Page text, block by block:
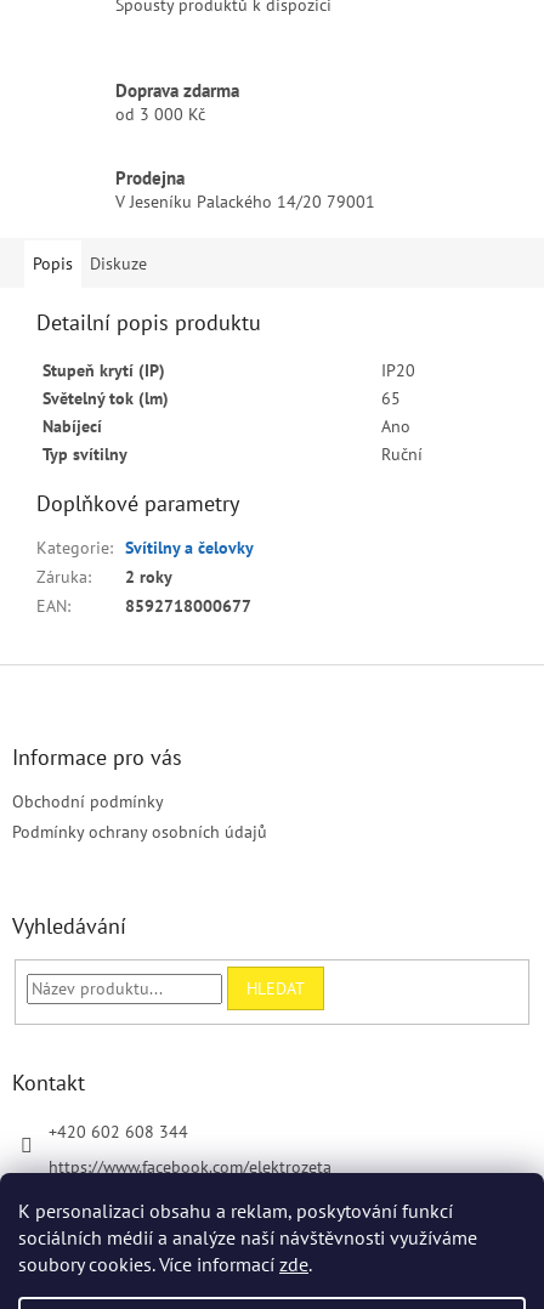
K personalizaci obsahu a reklam, poskytování funkcí
sociálních médií a analýze naší návštěvnosti využíváme
soubory cookies. Více informací zde.
Spousty produktů k dispozici
Doprava zdarma
od 3 000 Kč
Prodejna
V Jeseníku Palackého 14/20 79001
Popis Diskuze
Detailní popis produktu
Stupeň krytí (IP)
IP20
Světelný tok (lm)
65
Nabíjecí
Ano
Typ svítilny
Ruční
Doplňkové parametry
Kategorie: Svítilny a čelovky
Záruka:
2 roky
EAN: 8592718000677
Informace pro vás
Obchodní podmínky
Podmínky ochrany osobních údajů
Vyhledávání
HLEDAT
Kontakt
+420 602 608 344
https://www.facebook.com/elektrozeta